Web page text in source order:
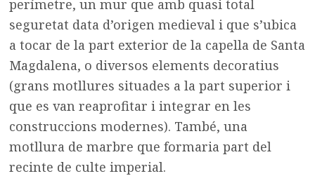
perímetre, un mur que amb quasi total
seguretat data d’origen medieval i que s’ubica
a tocar de la part exterior de la capella de Santa
Magdalena, o diversos elements decoratius
(grans motllures situades a la part superior i
que es van reaprofitar i integrar en les
construccions modernes). També, una
motllura de marbre que formaria part del
recinte de culte imperial.